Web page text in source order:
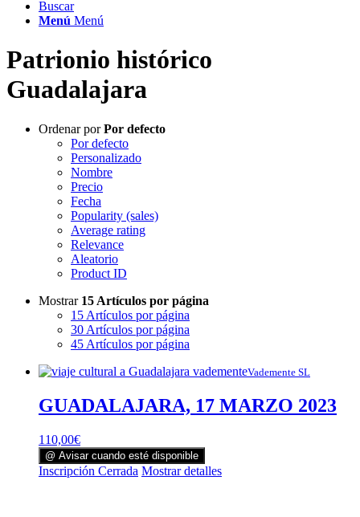
Buscar
Menú Menú
Patrionio histórico
Guadalajara
Ordenar porPor defecto
Por defecto
Personalizado
Nombre
Precio
Fecha
Popularity (sales)
Average rating
Relevance
Aleatorio
Product ID
Mostrar 15 Artículos por página
15 Artículos por página
30 Artículos por página
45 Artículos por página
Vademente SL
GUADALAJARA, 17 MARZO 2023
110,00€
@ Avisar cuando esté disponible
Inscripción Cerrada Mostrar detalles